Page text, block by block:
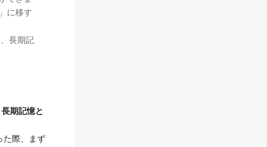
に移す
長期記
期記憶と
た際、まず